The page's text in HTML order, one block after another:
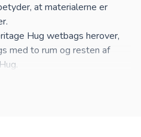
at materialerne er
Hug wetbags herover,
med to rum og resten af
.